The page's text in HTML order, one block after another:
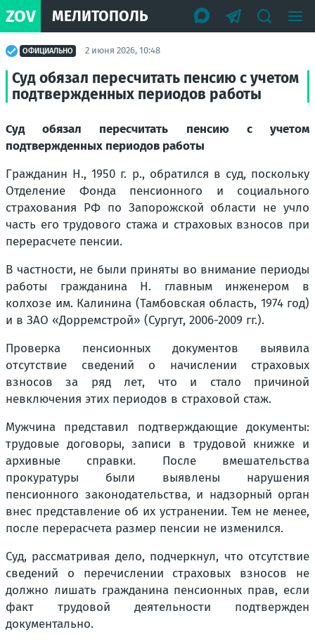
ZOV МЕЛИТОПОЛЬ
ОФИЦИАЛЬНО 2 июня 2026, 10:48
Суд обязал пересчитать пенсию с учетом
подтвержденных периодов работы
Суд обязал пересчитать пенсию с учетом
подтвержденных периодов работы
Гражданин Н., 1950 г. р., обратился в суд, поскольку
Отделение Фонда пенсионного и социального
страхования РФ по Запорожской области не учло
часть его трудового стажа и страховых взносов при
перерасчете пенсии.
В частности, не были приняты во внимание периоды
работы гражданина Н. главным инженером в
колхозе им. Калинина (Тамбовская область, 1974 год)
и в ЗАО «Дорремстрой» (Сургут, 2006-2009 гг.).
Проверка пенсионных документов выявила
отсутствие сведений о начислении страховых
взносов за ряд лет, что и стало причиной
невключения этих периодов в страховой стаж.
Мужчина представил подтверждающие документы:
трудовые договоры, записи в трудовой книжке и
архивные справки. После вмешательства
прокуратуры были выявлены нарушения
пенсионного законодательства, и надзорный орган
внес представление об их устранении. Тем не менее,
после перерасчета размер пенсии не изменился.
Суд, рассматривая дело, подчеркнул, что отсутствие
сведений о перечислении страховых взносов не
должно лишать гражданина пенсионных прав, если
факт трудовой деятельности подтвержден
документально.